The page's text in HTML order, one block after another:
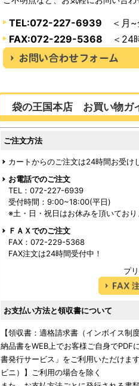
TEL:072-227-6939 ＜月~
FAX:072-229-5368 ＜24
袋の王国本店 お買い物ガ
ご注文方法
カートからのご注文は24時間お受け
お電話でのご注文
TEL：072-227-6939
受付時間：9:00~18:00(平日)
※土・日・祝日はお休みを頂いてお
ＦＡＸでのご注文
FAX：072-229-5368
FAX注文は24時間受付中！
プ
お支払い方法と領収書について
【領収書：適格請求書（インボイス制
納品書をWEB上でお客様ご自身でPDF
書発行サービス」をご利用いただけま
ビニ）】ご利用の場合を除く